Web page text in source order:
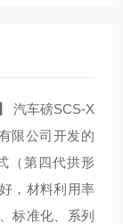
汽车磅SCS-X
限公司开发的
（第四代拱形
，材料利用率
标准化、系列